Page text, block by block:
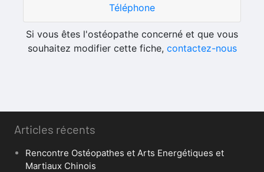
Téléphone
Si vous êtes l'ostéopathe concerné et que vous
souhaitez modifier cette fiche, contactez-nous
Articles récents
Rencontre Ostéopathes et Arts Energétiques et
Martiaux Chinois